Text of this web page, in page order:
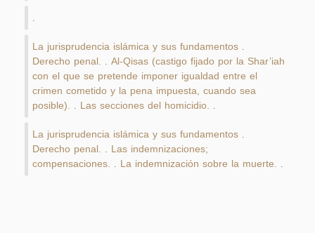
La jurisprudencia islámica y sus fundamentos
Derecho penal. Al-Qisas (castigo fijado por la Shar’iah
con el que se pretende imponer igualdad entre el
crimen cometido y la pena impuesta, cuando sea
posible). Las secciones del homicidio.
La jurisprudencia islámica y sus fundamentos
Derecho penal. Las indemnizaciones;
compensaciones. La indemnización sobre la muerte.